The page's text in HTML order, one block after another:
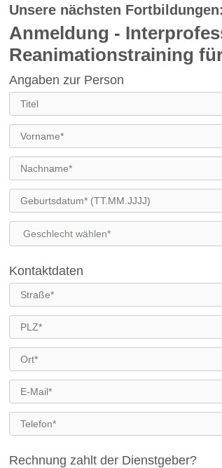
Unsere nächsten Fortbildungen:
Anmeldung -
Reanimationstraining
Angaben zur Person
Kontaktdaten
Rechnung zahlt der Dienstgeber?